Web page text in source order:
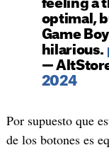
feeling a
optimal,
Game
hilarious.
—
2024
Por supuesto que
de los botones es